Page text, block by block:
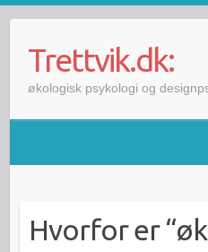
Trettvik.dk:
økologisk psykologi og
Hvorfor er